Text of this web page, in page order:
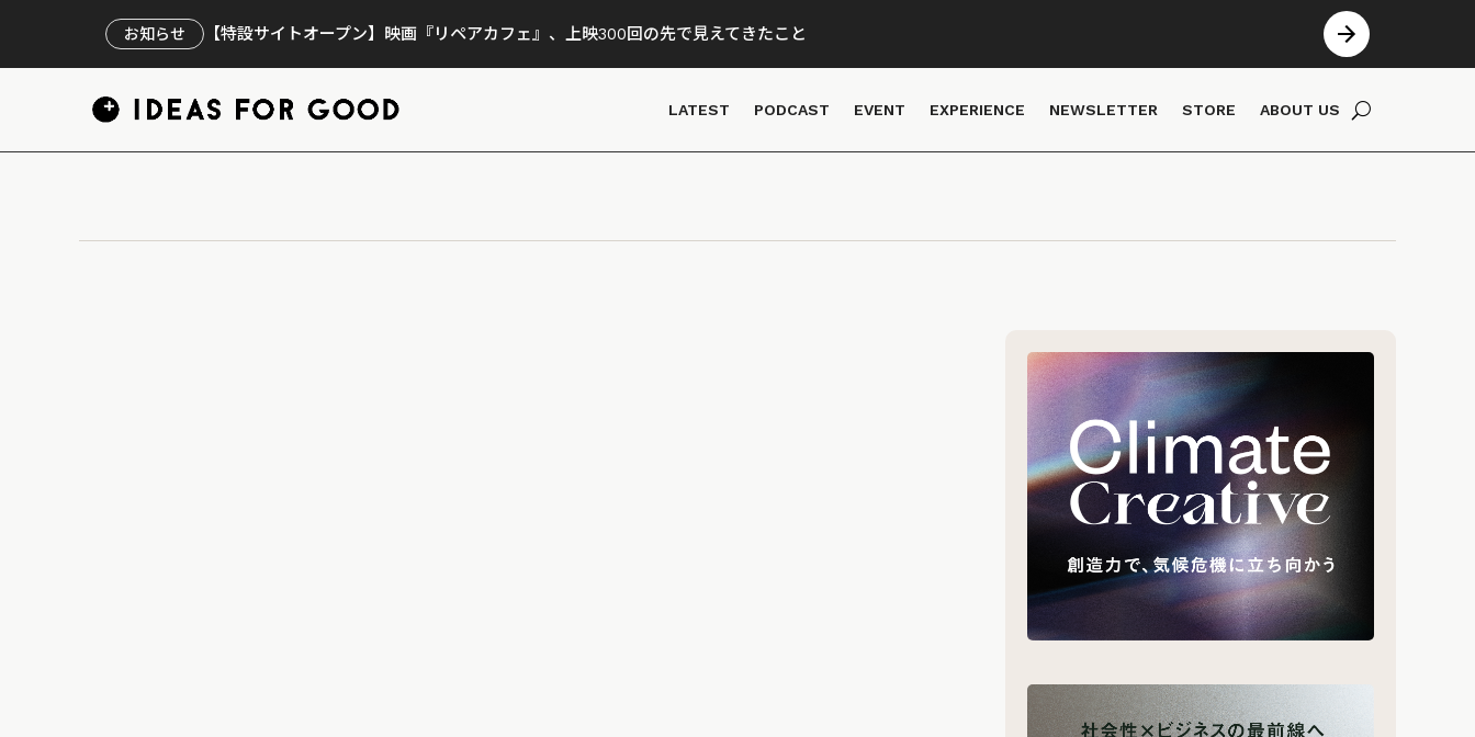
お知らせ 【特設サイトオープン】映画『リペアカフェ』、上映300回の先で見えてきたこと
LATEST PODCAST EVENT EXPERIENCE NEWSLETTER STORE ABOUT US